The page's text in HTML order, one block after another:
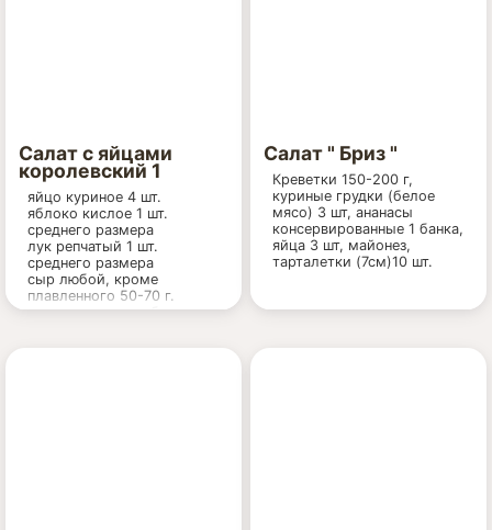
Салат с яйцами
королевский 1
яйцо куриное 4 шт.
яблоко кислое 1 шт.
среднего размера
лук репчатый 1 шт.
среднего размера
сыр любой, кроме
плавленного 50-70 г.
орехи грецкие рубленные
Салат " Бриз "
Креветки 150-200 г,
куриные грудки (белое
мясо) 3 шт, ананасы
консервированные 1 банка,
яйца 3 шт, майонез,
тарталетки (7см)10 шт.